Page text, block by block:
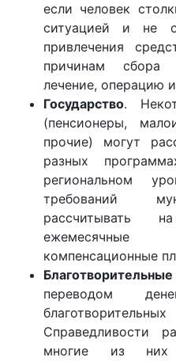
если человек
ситуацией и не
привлечения
причинам сбора
лечение, операцию
Государство.
(пенсионеры,
прочие) могут
разных
региональном
требований
рассчитывать
ежемесячные
компенсационные
переводом
Справедливости
многие из них